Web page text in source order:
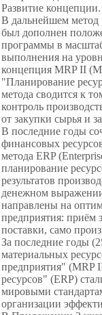
Развитие концепции.
В дальнейшем метод
был дополнен
программы в
выполнения на
концепция MRP II
"Планирование
метода сводится к
контроль
от закупки сырья и
В последние годы
финансовых
метода ERP
планирование
результатов
денежном
направлены на
предприятия: приём
поставки, само
За последние годы
материальных
предприятия" (MRP
ресурсов" (ERP)
мировыми
организации